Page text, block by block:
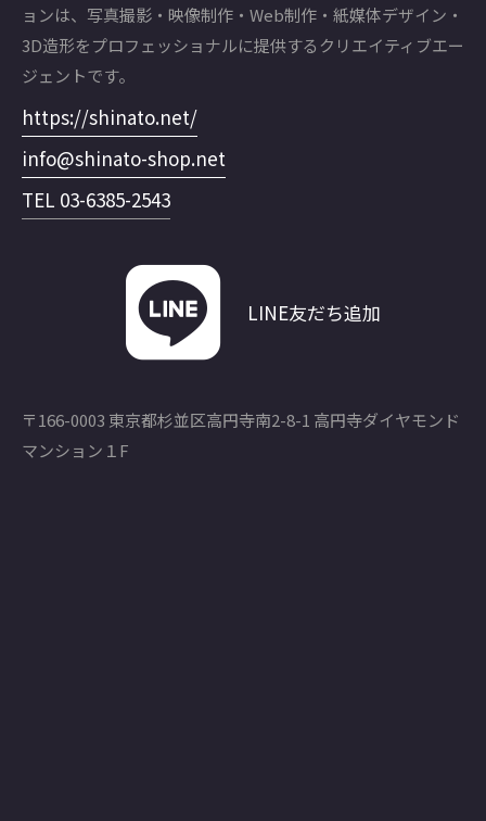
ョンは、写真撮影・映像制作・Web制作・紙媒体デザイン・
3D造形をプロフェッショナルに提供するクリエイティブエー
ジェントです。
https://shinato.net/
info@shinato-shop.net
TEL 03-6385-2543
LINE友だち追加
〒166-0003 東京都杉並区高円寺南2-8-1 高円寺ダイヤモンド
マンション１F